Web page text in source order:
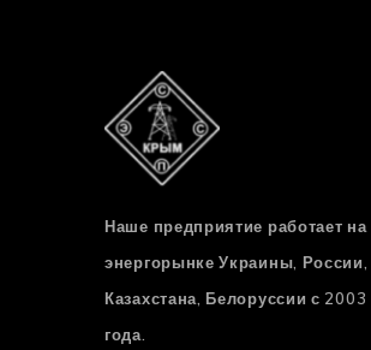
Наше предприятие работает на
энергорынке Украины, России,
Казахстана, Белоруссии с 2003
года.